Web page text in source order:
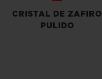
CRISTAL DE ZAFIRO
PULIDO